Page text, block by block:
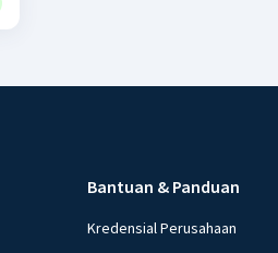
Bantuan & Panduan
Kredensial Perusahaan